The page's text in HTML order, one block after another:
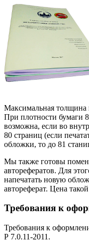
Максимальная толщина
При плотности бумаги
возможна, если во
80 страниц (если
обложки, то до 81
Мы также готовы
авторефератов. Для
напечатать новую
автореферат. Цена
Требования к
Требования к
Р 7.0.11-2011.